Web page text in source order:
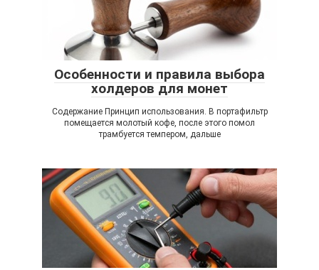
Особенности и правила выбора
холдеров для монет
Содержание Принцип использования. В портафильтр
помещается молотый кофе, после этого помол
трамбуется темпером, дальше